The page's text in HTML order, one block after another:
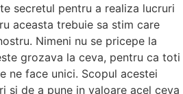
secretul pentru a realiza lucruri
aceasta trebuie sa stim care
Nimeni nu se pricepe la
grozava la ceva, pentru ca toti
ne face unici. Scopul acestei
si de a pune in valoare acel ceva